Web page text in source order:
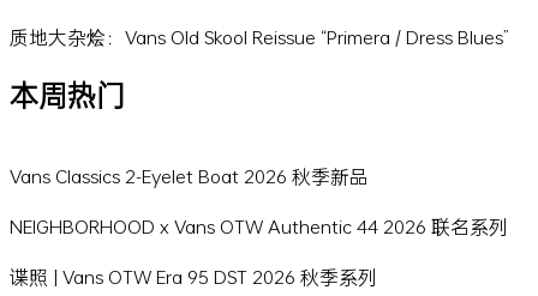
质地大杂烩：Vans Old Skool Reissue “Primera / Dress Blues”
本周热门
Vans Classics 2-Eyelet Boat 2026 秋季新品
NEIGHBORHOOD x Vans OTW Authentic 44 2026 联名系列
谍照 | Vans OTW Era 95 DST 2026 秋季系列